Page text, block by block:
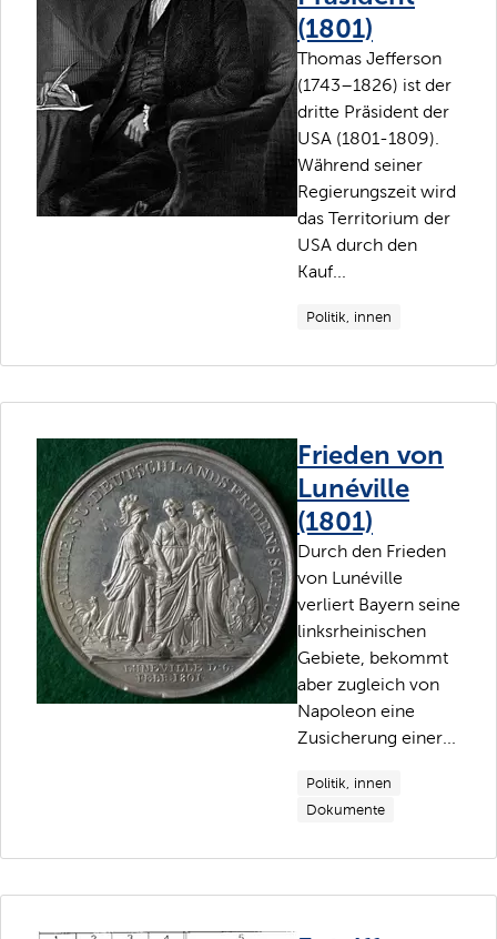
(1801)
Thomas Jefferson
(1743–1826) ist der
dritte Präsident der
USA (1801-1809).
Während seiner
Regierungszeit wird
das Territorium der
USA durch den
Kauf...
Politik, innen
Frieden von
Lunéville
(1801)
Durch den Frieden
von Lunéville
verliert Bayern seine
linksrheinischen
Gebiete, bekommt
aber zugleich von
Napoleon eine
Zusicherung einer...
Politik, innen
Dokumente